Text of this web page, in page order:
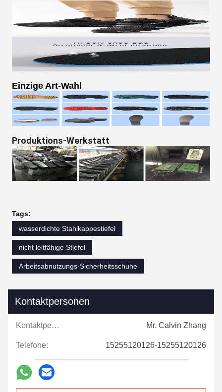
Einzige Art-Wahl
Produktions-Werkstatt
Tags:
wasserdichte Stahlkappestiefel
nicht leitfähige Stiefel
Arbeitsabnutzungs-Sicherheitsschuhe
Kontaktpersonen
Kontaktpersonen: Mr. Calvin Zhang
Telefone: 15255120126-15255120126